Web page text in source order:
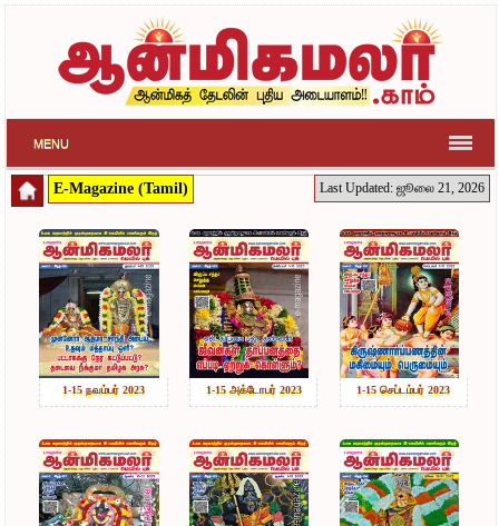
MENU
E-Magazine (Tamil) Last Updated: ஜூலை 21, 2026
1-15 நவம்பர் 2023 1-15 அக்டோபர் 2023 1-15 செப்டம்பர் 2023